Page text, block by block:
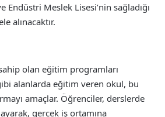
Meslek Lisesi’nin sağladığı
alınacaktır.
olan eğitim programları
alanlarda eğitim veren okul, bu
amaçlar. Öğrenciler, derslerde
gerçek iş ortamına